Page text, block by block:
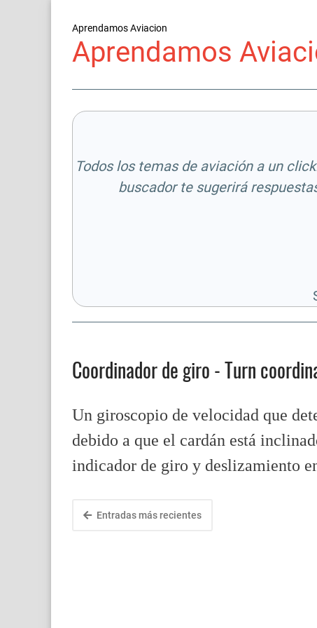
Aprendamos Aviacion
Aprendamos
Todos los temas de aviación a un
buscador te sugerirá
Coordinador de giro - Turn
Un giroscopio de velocidad que
debido a que el cardán está
indicador de giro y deslizamiento
Entradas más recientes